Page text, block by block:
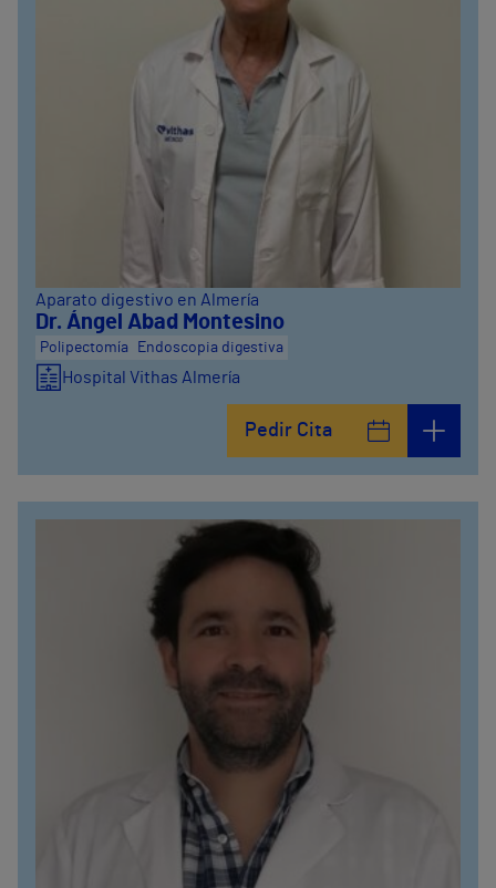
Aparato digestivo en Almería
Dr. Ángel Abad Montesino
Polipectomía Endoscopia digestiva
Hospital Vithas Almería
Pedir Cita